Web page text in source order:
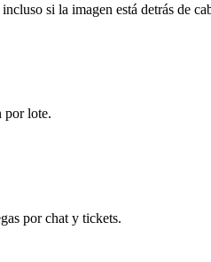
si la imagen está detrás de
por lote.
por chat y tickets.